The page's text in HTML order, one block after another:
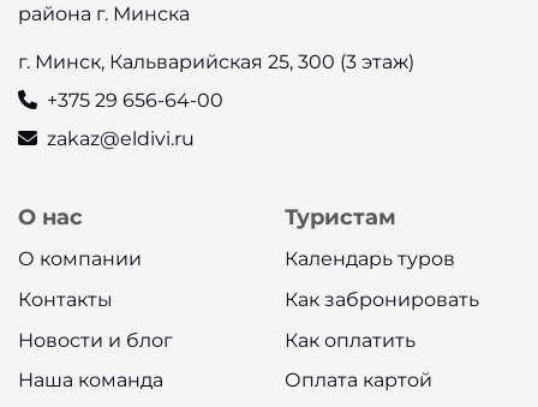
района г. Минска
г. Минск, Кальварийская 25, 300 (3 этаж)
+375 29 656-64-00
zakaz@eldivi.ru
О нас
О компании
Контакты
Новости и блог
Наша команда
Туристам
Календарь туров
Как забронировать
Как оплатить
Оплата картой